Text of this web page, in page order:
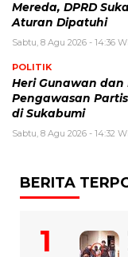
Mereda, DPRD
Aturan Dipatuhi
Sabtu, 8 Agu 2026 - 14:36
POLITIK
Heri Gunawan dan
Pengawasan
di Sukabumi
Sabtu, 8 Agu 2026 - 14:32
BERITA